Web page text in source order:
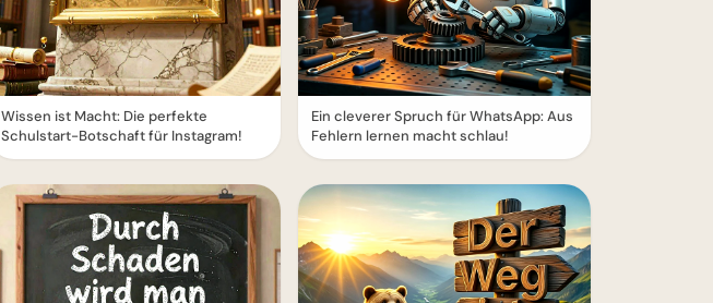
Wissen ist Macht: Die perfekte
Schulstart-Botschaft für Instagram!
Ein cleverer Spruch für WhatsApp: Aus
Fehlern lernen macht schlau!